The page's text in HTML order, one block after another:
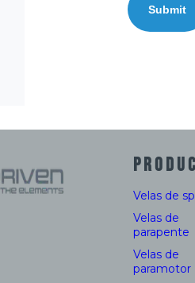
Submit
Velas de
Velas de
parapente
Velas de
paramotor